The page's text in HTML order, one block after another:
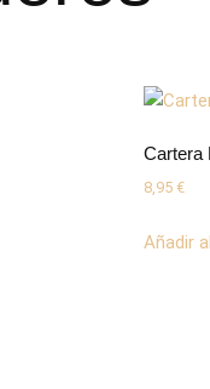
Cartera
8,95 €
Añadir